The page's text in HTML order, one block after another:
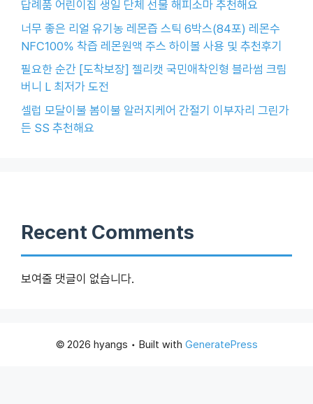
답례품 어린이집 생일 단체 선물 해피소마 추천해요
너무 좋은 리얼 유기농 레몬즙 스틱 6박스(84포) 레몬수
NFC100% 착즙 레몬원액 주스 하이볼 사용 및 추천후기
필요한 순간 [도착보장] 젤리캣 국민애착인형 블라썸 크림
버니 L 최저가 도전
셀럽 모달이불 봄이불 알러지케어 간절기 이부자리 그린가
든 SS 추천해요
Recent Comments
보여줄 댓글이 없습니다.
© 2026 hyangs • Built with GeneratePress